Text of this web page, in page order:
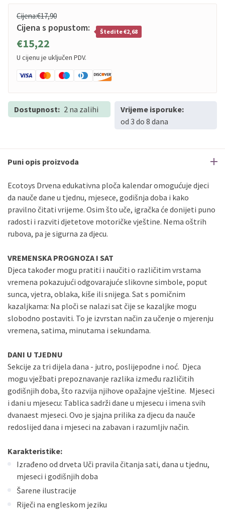
Cijena:€17,90
Cijena s popustom:
€15,22
Štedite €2,68
U cijenu je uključen PDV.
Dostupnost: 2 na zalihi
Vrijeme isporuke:
od 3 do 8 dana
Puni opis proizvoda
Ecotoys Drvena edukativna ploča kalendar omogućuje djeci
da nauče dane u tjednu, mjesece, godišnja doba i kako
pravilno čitati vrijeme. Osim što uče, igračka će donijeti puno
radosti i razviti djetetove motoričke vještine. Nema oštrih
rubova, pa je sigurna za djecu.
VREMENSKA PROGNOZA I SAT
Djeca također mogu pratiti i naučiti o različitim vrstama
vremena pokazujući odgovarajuće slikovne simbole, poput
sunca, vjetra, oblaka, kiše ili snijega. Sat s pomičnim
kazaljkama: Na ploči se nalazi sat čije se kazaljke mogu
slobodno postaviti. To je izvrstan način za učenje o mjerenju
vremena, satima, minutama i sekundama.
DANI U TJEDNU
Sekcije za tri dijela dana - jutro, poslijepodne i noć. Djeca
mogu vježbati prepoznavanje razlika između različitih
godišnjih doba, što razvija njihove opažajne vještine. Mjeseci
i dani u mjesecu: Tablica sadrži dane u mjesecu i imena svih
dvanaest mjeseci. Ovo je sjajna prilika za djecu da nauče
redoslijed dana i mjeseci na zabavan i razumljiv način.
Karakteristike:
Izrađeno od drveta Uči pravila čitanja sati, dana u tjednu,
mjeseci i godišnjih doba
Šarene ilustracije
Riječi na engleskom jeziku